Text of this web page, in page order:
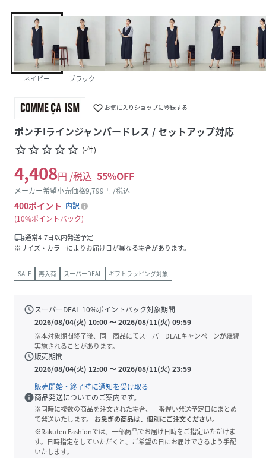
ネイビー ブラック
favorite_border お気に入りショップに登録する
ポンチIラインジャンパードレス / セットアップ対応
star_borderstar_borderstar_borderstar_borderstar_border (-件)
4,408円 /税込 55%OFF
メーカー希望小売価格9,799円 /税込
400ポイント 内訳
10%ポイントバック
local_shipping通常4-7日以内発送予定
※サイズ・カラーによりお届け日が異なる場合があります。
SALE 再入荷 スーパーDEAL ギフトラッピング対象
scheduleスーパーDEAL 10%ポイントバック対象期間
2026/08/04(火) 10:00〜2026/08/11(火) 09:59
※本対象期間終了後、同一商品にてスーパーDEALキャンペーンが継続
実施されることがあります。
schedule販売期間
2026/08/04(火) 12:00〜2026/08/11(火) 23:59
販売開始・終了時に通知を受け取る
info商品発送についてのご案内です。
※同時に複数の商品を注文された場合、一番遅い発送予定日にまとめ
て発送いたします。
お急ぎの商品は、個別にご注文ください。
※Rakuten Fashionでは、一部商品でお届け日時をご指定いただけま
す。日時指定をしていただくと、ご希望の日にお届けできるよう手配
いたします。